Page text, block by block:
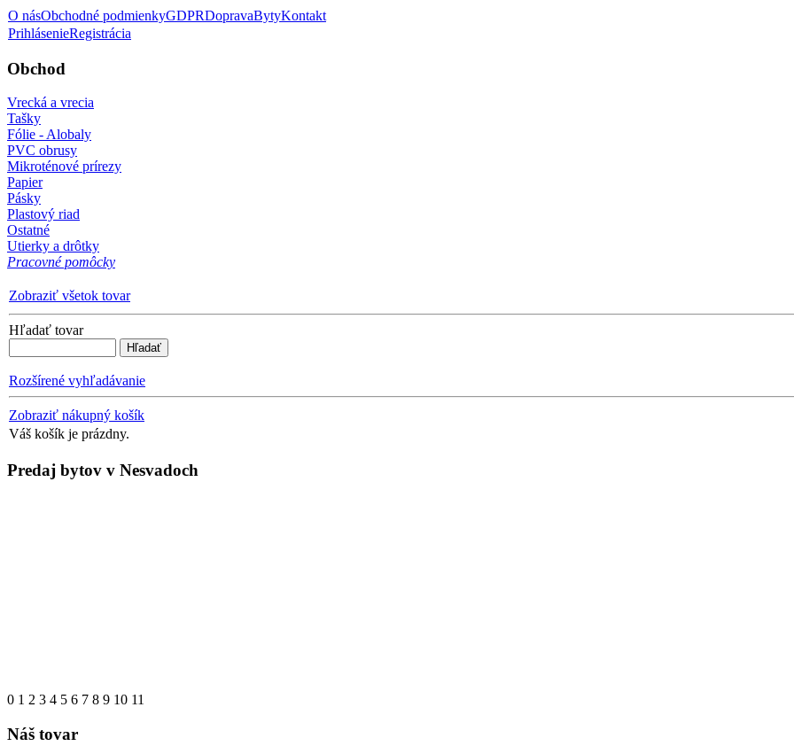
O násObchodné podmienkyGDPRDopravaBytyKontakt
PrihlásenieRegistrácia
Obchod
Vrecká a vrecia
Tašky
Fólie - Alobaly
PVC obrusy
Mikroténové prírezy
Papier
Pásky
Plastový riad
Ostatné
Utierky a drôtky
Pracovné pomôcky
Zobraziť všetok tovar
Hľadať tovar
Rozšírené vyhľadávanie
Zobraziť nákupný košík
Váš košík je prázdny.
Predaj bytov v Nesvadoch
0 1 2 3 4 5 6 7 8 9 10 11
Náš tovar